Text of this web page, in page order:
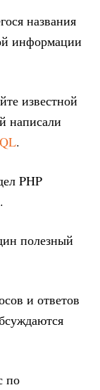
названия
информации
известной
написали
.
PHP
полезный
и ответов
по